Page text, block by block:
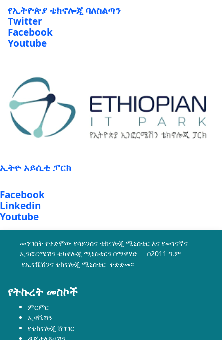
የኢትዮጵያ ቴክኖሎጂ ባለስልጣን
Twitter
Facebook
Youtube
ኢትዮ አይሲቲ ፓርክ
Facebook
Linkedin
Youtube
መንግስት የቀድሞው የሳይንስና ቴክኖሎጂ ሚኒስቴር እና የመገናኛና
ኢንፎርሜሽን ቴክኖሎጂ ሚኒስቴርን በማዋሃድ በ2011 ዓ.ም
የኢኖቬሽንና ቴክኖሎጂ ሚኒስቴር ተቋቋመ፡፡
የትኩረት መስኮች
ምርምር
ኢኖቬሽን
የቴክኖሎጂ ሽግግር